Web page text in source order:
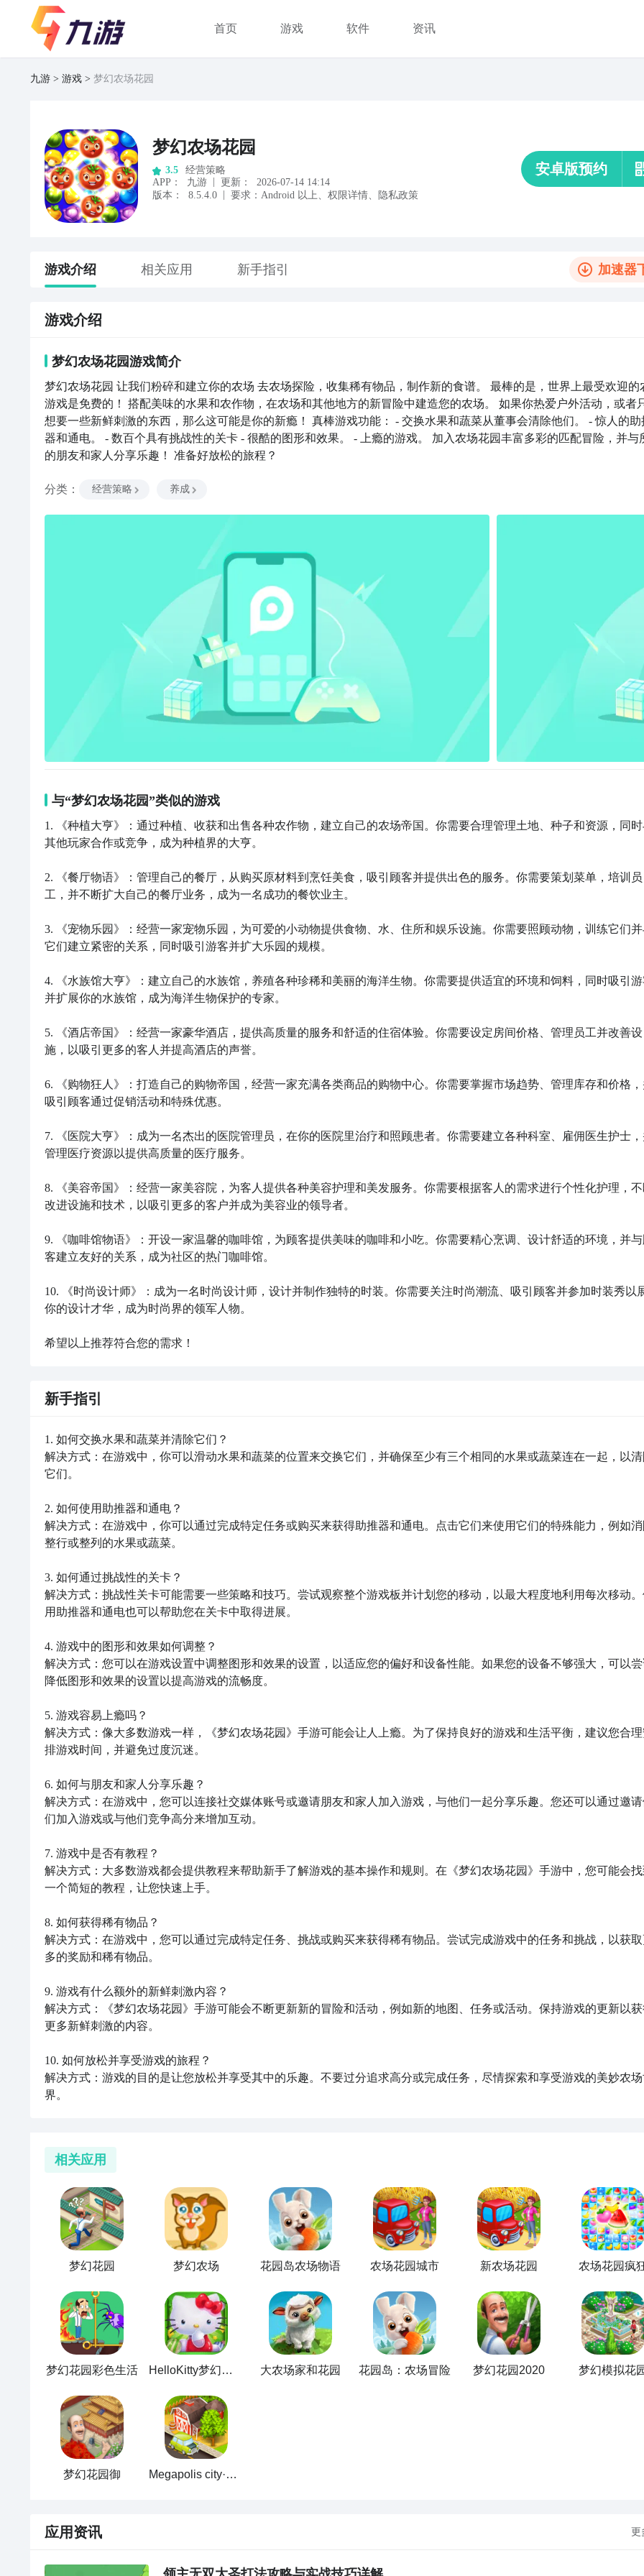
首页 游戏 软件 资讯
九游 游戏 梦幻农场花园
梦幻农场花园
3.5
经营策略
APP ： 九游 更新：
2026-07-14 14:14
版本：
8.5.4.0 要求： Android 以上、 权限详情、 隐私政策
安卓版预约
游戏介绍 相关应用 新手指引 加速器
游戏介绍
梦幻农场花园游戏简介
梦幻农场花园 让我们粉碎和建立你的农场 去农场探险，收集稀有物品，制作新的食谱。 最棒的是，世界上最受欢迎的
游戏是免费的！ 搭配美味的水果和农作物，在农场和其他地方的新冒险中建造您的农场。 如果你热爱户外活动，或者
想要一些新鲜刺激的东西，那么这可能是你的新瘾！ 真棒游戏功能： - 交换水果和蔬菜从董事会清除他们。 - 惊人的助
器和通电。 - 数百个具有挑战性的关卡 - 很酷的图形和效果。 - 上瘾的游戏。 加入农场花园丰富多彩的匹配冒险，并与
的朋友和家人分享乐趣！ 准备好放松的旅程？
分类 ： 经营策略 养成
与“梦幻农场花园”类似的游戏
1. 《种植大亨》：通过种植、收获和出售各种农作物，建立自己的农场帝国。你需要合理管理土地、种子和资源，同
其他玩家合作或竞争，成为种植界的大亨。
2. 《餐厅物语》：管理自己的餐厅，从购买原材料到烹饪美食，吸引顾客并提供出色的服务。你需要策划菜单，培训员
工，并不断扩大自己的餐厅业务，成为一名成功的餐饮业主。
3. 《宠物乐园》：经营一家宠物乐园，为可爱的小动物提供食物、水、住所和娱乐设施。你需要照顾动物，训练它们
它们建立紧密的关系，同时吸引游客并扩大乐园的规模。
4. 《水族馆大亨》：建立自己的水族馆，养殖各种珍稀和美丽的海洋生物。你需要提供适宜的环境和饲料，同时吸引游
并扩展你的水族馆，成为海洋生物保护的专家。
5. 《酒店帝国》：经营一家豪华酒店，提供高质量的服务和舒适的住宿体验。你需要设定房间价格、管理员工并改善设
施，以吸引更多的客人并提高酒店的声誉。
6. 《购物狂人》：打造自己的购物帝国，经营一家充满各类商品的购物中心。你需要掌握市场趋势、管理库存和价格
吸引顾客通过促销活动和特殊优惠。
7. 《医院大亨》：成为一名杰出的医院管理员，在你的医院里治疗和照顾患者。你需要建立各种科室、雇佣医生护士
管理医疗资源以提供高质量的医疗服务。
8. 《美容帝国》：经营一家美容院，为客人提供各种美容护理和美发服务。你需要根据客人的需求进行个性化护理，
改进设施和技术，以吸引更多的客户并成为美容业的领导者。
9. 《咖啡馆物语》：开设一家温馨的咖啡馆，为顾客提供美味的咖啡和小吃。你需要精心烹调、设计舒适的环境，并
客建立友好的关系，成为社区的热门咖啡馆。
10. 《时尚设计师》：成为一名时尚设计师，设计并制作独特的时装。你需要关注时尚潮流、吸引顾客并参加时装秀以
你的设计才华，成为时尚界的领军人物。
希望以上推荐符合您的需求！
新手指引
1. 如何交换水果和蔬菜并清除它们？
解决方式：在游戏中，你可以滑动水果和蔬菜的位置来交换它们，并确保至少有三个相同的水果或蔬菜连在一起，以清
它们。
2. 如何使用助推器和通电？
解决方式：在游戏中，你可以通过完成特定任务或购买来获得助推器和通电。点击它们来使用它们的特殊能力，例如消
整行或整列的水果或蔬菜。
3. 如何通过挑战性的关卡？
解决方式：挑战性关卡可能需要一些策略和技巧。尝试观察整个游戏板并计划您的移动，以最大程度地利用每次移动。
用助推器和通电也可以帮助您在关卡中取得进展。
4. 游戏中的图形和效果如何调整？
解决方式：您可以在游戏设置中调整图形和效果的设置，以适应您的偏好和设备性能。如果您的设备不够强大，可以
降低图形和效果的设置以提高游戏的流畅度。
5. 游戏容易上瘾吗？
解决方式：像大多数游戏一样，《梦幻农场花园》手游可能会让人上瘾。为了保持良好的游戏和生活平衡，建议您合
排游戏时间，并避免过度沉迷。
6. 如何与朋友和家人分享乐趣？
解决方式：在游戏中，您可以连接社交媒体账号或邀请朋友和家人加入游戏，与他们一起分享乐趣。您还可以通过邀
们加入游戏或与他们竞争高分来增加互动。
7. 游戏中是否有教程？
解决方式：大多数游戏都会提供教程来帮助新手了解游戏的基本操作和规则。在《梦幻农场花园》手游中，您可能会找
一个简短的教程，让您快速上手。
8. 如何获得稀有物品？
解决方式：在游戏中，您可以通过完成特定任务、挑战或购买来获得稀有物品。尝试完成游戏中的任务和挑战，以获取
多的奖励和稀有物品。
9. 游戏有什么额外的新鲜刺激内容？
解决方式：《梦幻农场花园》手游可能会不断更新新的冒险和活动，例如新的地图、任务或活动。保持游戏的更新以
更多新鲜刺激的内容。
10. 如何放松并享受游戏的旅程？
解决方式：游戏的目的是让您放松并享受其中的乐趣。不要过分追求高分或完成任务，尽情探索和享受游戏的美妙农
界。
相关应用
梦幻花园 梦幻农场 花园岛农场物语 农场花园城市 新农场花园 农场花园疯
梦幻花园彩色生活 HelloKitty梦幻花园 大农场家和花园 花园岛：农场冒险 梦幻花园2020 梦幻模拟花
梦幻花园御 Megapolis city·梦幻花园
应用资讯 更